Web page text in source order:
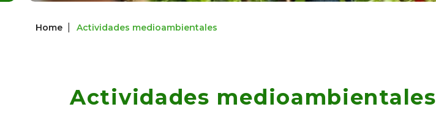
Home Actividades medioambientales
Actividades medioambientales